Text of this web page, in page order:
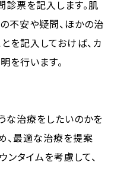
診票を記入します。肌
不安や疑問、ほかの治
を記入しておけば、カ
を行います。
な治療をしたいのかを
、最適な治療を提案
タイムを考慮して、